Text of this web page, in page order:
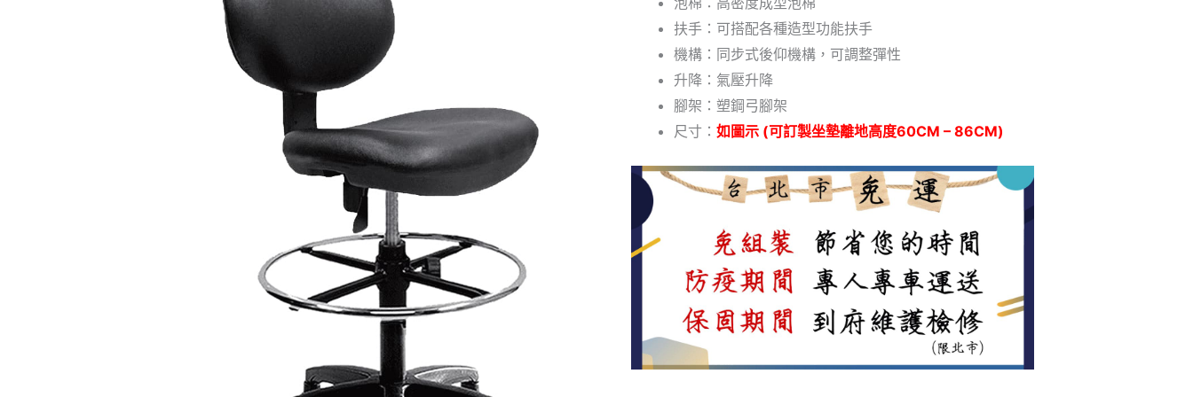
扶手：可搭配各種造型功能扶手
機構：同步式後仰機構，可調整彈性
升降：氣壓升降
腳架：塑鋼弓腳架
尺寸：如圖示 (可訂製坐墊離地高度60CM – 86CM)